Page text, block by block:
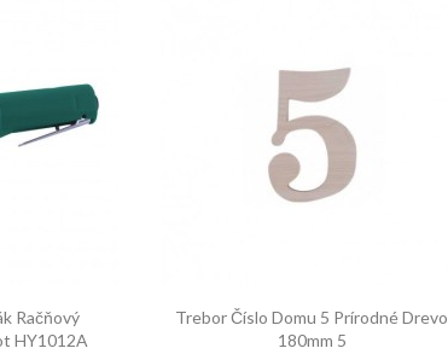
Račňový
HY1012A
 Rýchly náhľad
Trebor Číslo Domu 5 Prírodné Drevo
180mm 5